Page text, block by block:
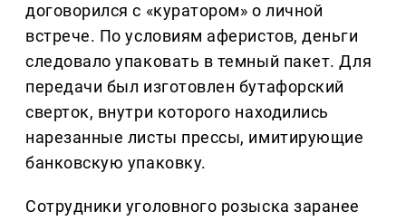
договорился с «куратором» о личной
встрече. По условиям аферистов, деньги
следовало упаковать в темный пакет. Для
передачи был изготовлен бутафорский
сверток, внутри которого находились
нарезанные листы прессы, имитирующие
банковскую упаковку.
Сотрудники уголовного розыска заранее